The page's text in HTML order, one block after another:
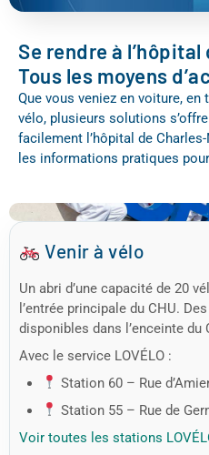
Se rendre à
Tous les moyens
Que vous veniez en voiture,
vélo, plusieurs solutions
facilement l’hôpital de
les informations pratiques
Venir à vélo
Un abri d’une capacité de 20
l’entrée principale du CHU.
disponibles dans l’enceinte du
Avec le service LOVÉLO :
Station 60 – Rue
Station 55 – Rue de
Voir toutes les stations